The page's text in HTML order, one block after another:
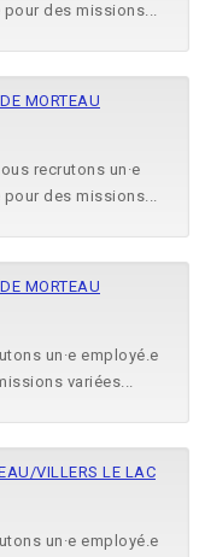
pour des missions...
MORTEAU
recrutons un·e
pour des missions...
MORTEAU
un·e employé.e
variées...
VILLERS LE LAC
un·e employé.e